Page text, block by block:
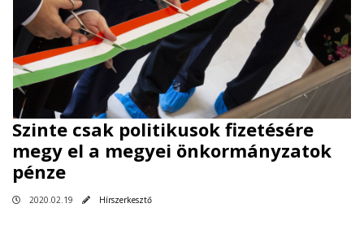
Szinte csak politikusok fizetésére
megy el a megyei önkormányzatok
pénze
2020.02.19 Hírszerkesztő